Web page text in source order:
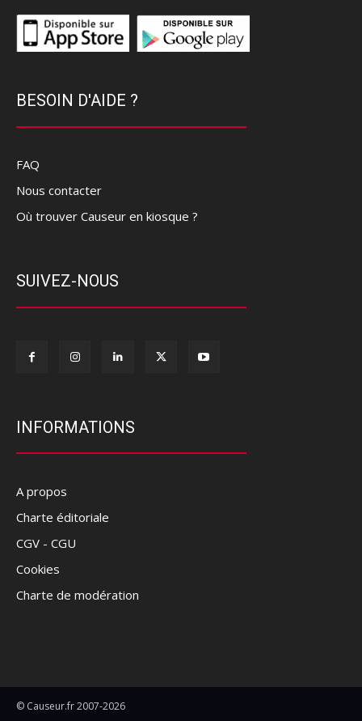
BESOIN D'AIDE ?
FAQ
Nous contacter
Où trouver Causeur en kiosque ?
SUIVEZ-NOUS
INFORMATIONS
A propos
Charte éditoriale
CGV - CGU
Cookies
Charte de modération
© Causeur.fr 2007-2026